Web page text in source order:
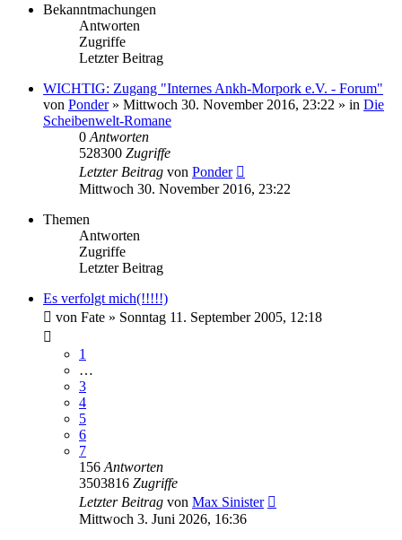
Bekanntmachungen
Antworten
Zugriffe
Letzter Beitrag
WICHTIG: Zugang "Internes Ankh-Morpork e.V. - Forum"
von Ponder» Mittwoch 30. November 2016, 23:22 » in Die
Scheibenwelt-Romane
0 Antworten
528300 Zugriffe
Letzter Beitrag von Ponder
Mittwoch 30. November 2016, 23:22
Themen
Antworten
Zugriffe
Letzter Beitrag
Es verfolgt mich(!!!!!)
von Fate » Sonntag 11. September 2005, 12:18
1
…
3
4
5
6
7
156 Antworten
3503816 Zugriffe
Letzter Beitrag von Max Sinister
Mittwoch 3. Juni 2026, 16:36